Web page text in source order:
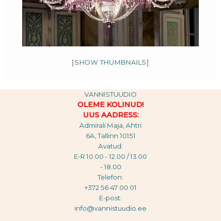
[SHOW THUMBNAILS]
VANNISTUUDIO
OLEME KOLINUD!
UUS AADRESS:
Admirali Maja, Ahtri
6A, Tallinn 10151
Avatud:
E-R 10.00 - 12.00 / 13.00
- 18.00
Telefon:
+372 56 47 00 01
E-post:
info@vannistuudio.ee